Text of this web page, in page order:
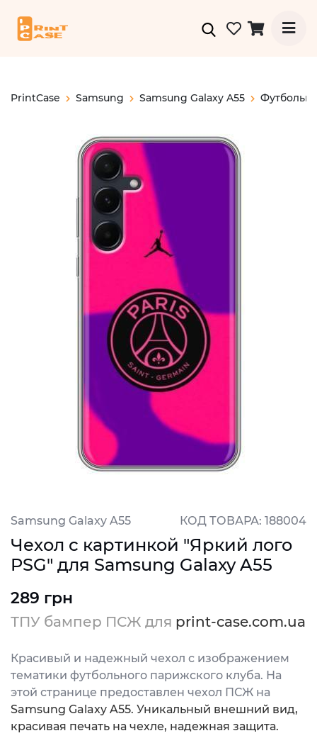
PrintCase Samsung Samsung Galaxy A55
Samsung Galaxy A55 КОД ТОВАРА: 188004
Чехол с картинкой "Яркий лого
PSG" для Samsung Galaxy A55
289 грн
ТПУ бампер ПСЖ для print-case.com.ua
Красивый и надежный чехол с изображением
тематики футбольного парижского клуба. На
этой странице предоставлен чехол ПСЖ на
Samsung Galaxy A55. Уникальный внешний вид,
красивая печать на чехле, надежная защита.